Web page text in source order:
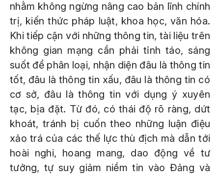
nhằm không ngừng nâng cao bản lĩnh chính
trị, kiến thức pháp luật, khoa học, văn hóa.
Khi tiếp cận với những thông tin, tài liệu trên
không gian mạng cần phải tỉnh táo, sáng
suốt để phân loại, nhận diện đâu là thông tin
tốt, đâu là thông tin xấu, đâu là thông tin có
cơ sở, đâu là thông tin với dụng ý xuyên
tạc, bịa đặt. Từ đó, có thái độ rõ ràng, dứt
khoát, tránh bị cuốn theo những luận điệu
xảo trá của các thế lực thù địch mà dẫn tới
hoài nghi, hoang mang, dao động về tư
tưởng, tự suy giảm niềm tin vào Đảng và